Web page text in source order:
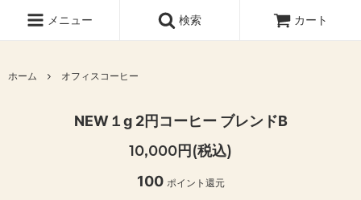
メニュー 検索 カート
ホーム オフィスコーヒー
NEW１g 2円コーヒー ブレンドB
10,000円(税込)
100 ポイント還元